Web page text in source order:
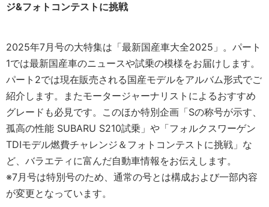
ジ&フォトコンテストに挑戦
2025年7月号の大特集は「最新国産車大全2025」。パート
1では最新国産車のニュースや試乗の模様をお届けします。
パート2では現在販売される国産モデルをアルバム形式でご
紹介します。またモータージャーナリストによるおすすめ
グレードも必見です。このほか特別企画「Sの称号が示す、
孤高の性能 SUBARU S210試乗」や「フォルクスワーゲン
TDIモデル燃費チャレンジ＆フォトコンテストに挑戦」な
ど、バラエティに富んだ自動車情報をお伝えします。
※7月号は特別号のため、通常の号とは構成および一部内容
が変更となっています。